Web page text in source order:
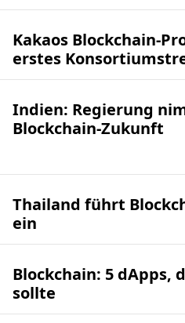
Kakaos Blockchain-
erstes
Indien: Regierung
Blockchain-Zukunft
Thailand führt
ein
Blockchain: 5 dApps,
sollte